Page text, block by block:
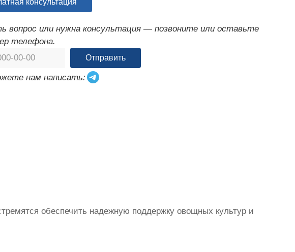
вопрос или нужна консультация — позвоните или оставьте
телефона.
Отправить
нам написать:
обеспечить надежную поддержку овощных культур и